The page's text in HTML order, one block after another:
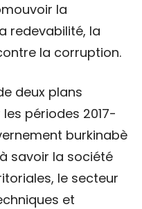
la
redevabilité, la
la corruption.
deux plans
périodes 2017-
burkinabè
savoir la société
le secteur
et